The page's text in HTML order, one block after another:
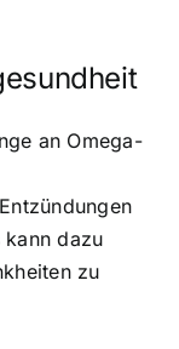
an Omega-
dazu
zu